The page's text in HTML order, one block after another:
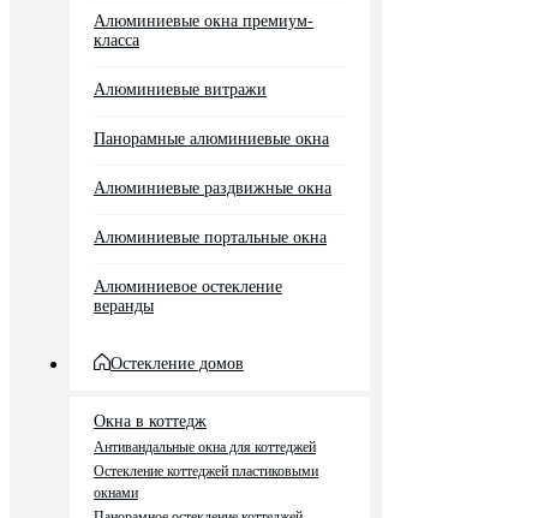
Алюминиевые окна премиум-
класса
Алюминиевые витражи
Панорамные алюминиевые окна
Алюминиевые раздвижные окна
Алюминиевые портальные окна
Алюминиевое остекление
веранды
Остекление домов
Окна в коттедж
Антивандальные окна для коттеджей
Остекление коттеджей пластиковыми
окнами